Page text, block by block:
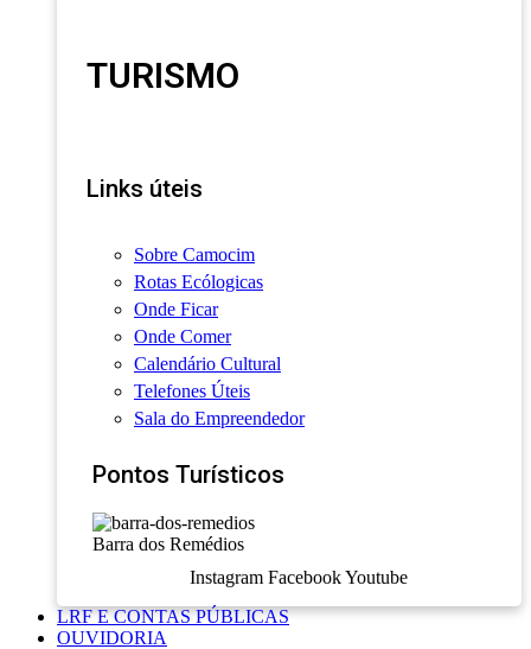
TURISMO
Links úteis
Sobre Camocim
Rotas Ecólogicas
Onde Ficar
Onde Comer
Calendário Cultural
Telefones Úteis
Sala do Empreendedor
Pontos Turísticos
Barra dos Remédios
Instagram Facebook Youtube
LRF E CONTAS PÚBLICAS
OUVIDORIA